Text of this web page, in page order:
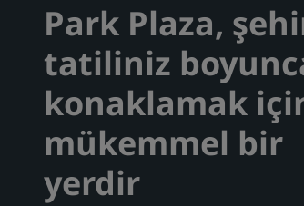
Park Plaza,
tatiliniz
konaklamak
mükemmel bir
yerdir